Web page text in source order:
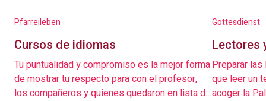
Pfarreileben
Cursos de idiomas
Tu puntualidad y compromiso es la mejor forma
de mostrar tu respecto para con el profesor,
los compañeros y quienes quedaron en lista de
Gottesdienst
Lectores
Preparar
que leer un
acoger la